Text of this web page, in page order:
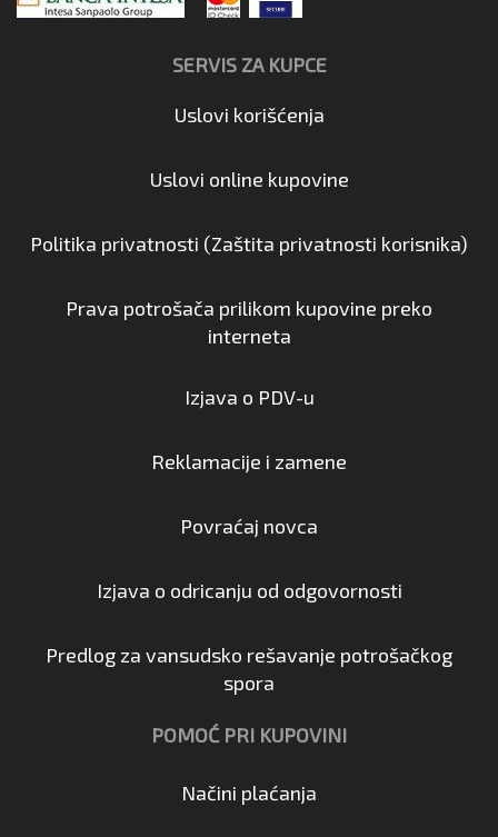
SERVIS ZA KUPCE
Uslovi korišćenja
Uslovi online kupovine
Politika privatnosti (Zaštita privatnosti korisnika)
Prava potrošača prilikom kupovine preko
interneta
Izjava o PDV-u
Reklamacije i zamene
Povraćaj novca
Izjava o odricanju od odgovornosti
Predlog za vansudsko rešavanje potrošačkog
spora
POMOĆ PRI KUPOVINI
Načini plaćanja